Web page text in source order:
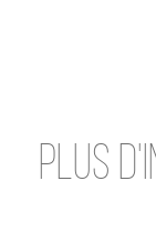
PLUS